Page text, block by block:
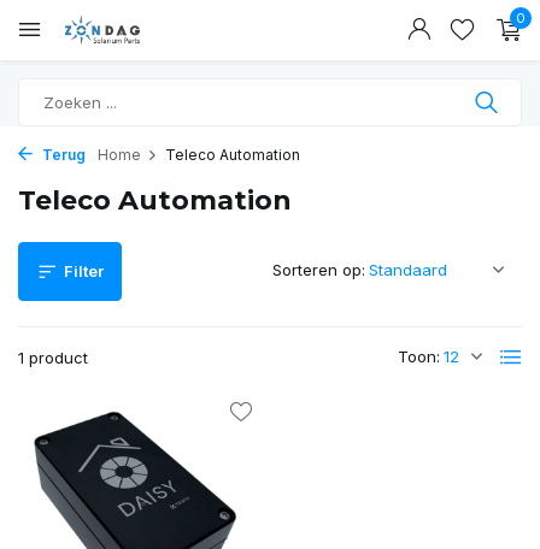
0
Terug Home Teleco Automation
Teleco Automation
Filter
1 product Toon:
Sorteren op: